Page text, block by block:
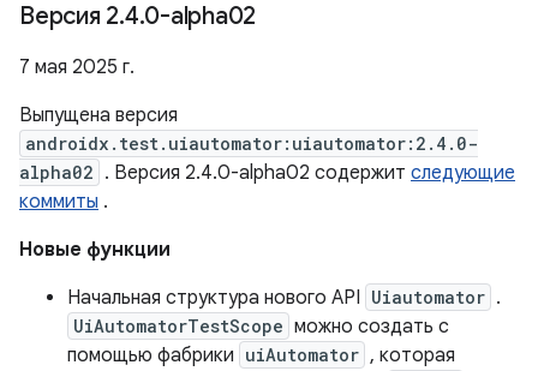
Версия 2.4.0-alpha02
7 мая 2025 г.
Выпущена версия
androidx.test.uiautomator:uiautomator:2.4.0-
alpha02 . Версия 2.4.0-alpha02 содержит следующие
коммиты .
Новые функции
Начальная структура нового API Uiautomator .
UiAutomatorTestScope можно создать с
помощью фабрики uiAutomator , которая